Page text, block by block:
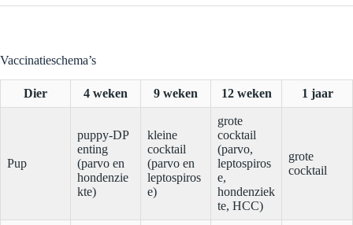
Vaccinatieschema’s
Dier 4 weken 9 weken 12 weken 1 jaar
Pup
puppy-DP
enting
(parvo en
hondenzie
kte)
kleine
cocktail
(parvo en
leptospiros
e)
grote
cocktail
(parvo,
leptospiros
e,
hondenziek
te, HCC)
grote
cocktail